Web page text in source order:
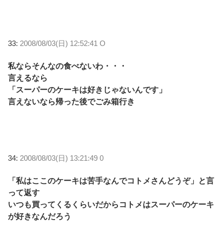
33: 2008/08/03(日) 12:52:41 O
私ならそんなの食べないわ・・・
言えるなら
「スーパーのケーキは好きじゃないんです」
言えないなら帰った後でごみ箱行き
34: 2008/08/03(日) 13:21:49 0
「私はここのケーキは苦手なんでコトメさんどうぞ」と言
って返す
いつも買ってくるくらいだからコトメはスーパーのケーキ
が好きなんだろう